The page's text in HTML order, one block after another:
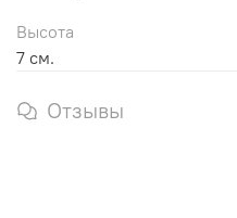
Высота
7 см.
Отзывы